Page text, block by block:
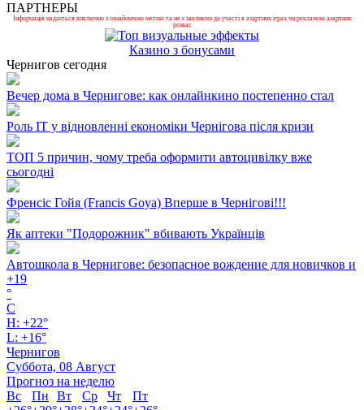
ПАРТНЕРЫ
Інформація надається виключно з ознайомчою метою та не є закликом до участі в азартних іграх чи рекламою азартних
розваг.
Казино з бонусами
Чернигов сегодня
Вечер дома в Чернигове: как онлайнкино постепенно стал
Роль ІТ у відновленні економіки Чернігова після кризи
ТОП 5 причин, чому треба оформити автоцивілку вже
сьогодні
Френсіс Гойя (Francis Goya) Вперше в Чернігові!!!
Як аптеки "Подорожник" вбивають Українців
Автошкола в Чернигове: безопасное вождение для новичков и
+19
°
C
H: +22°
L: +16°
Чернигов
Суббота, 08 Август
Прогноз на неделю
Вс
Пн Вт Ср Чт
Пт